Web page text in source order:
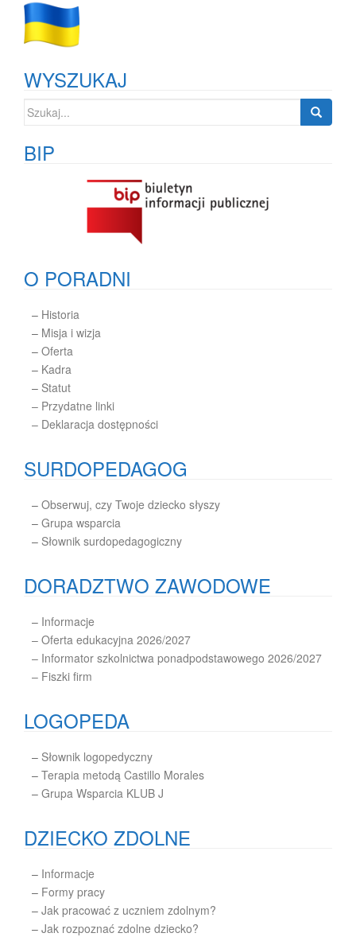
WYSZUKAJ
Szukaj:
BIP
O PORADNI
– Historia
– Misja i wizja
– Oferta
– Kadra
– Statut
– Przydatne linki
– Deklaracja dostępności
SURDOPEDAGOG
– Obserwuj, czy Twoje dziecko słyszy
– Grupa wsparcia
– Słownik surdopedagogiczny
DORADZTWO ZAWODOWE
– Informacje
– Oferta edukacyjna 2026/2027
– Informator szkolnictwa ponadpodstawowego 2026/2027
– Fiszki firm
LOGOPEDA
– Słownik logopedyczny
– Terapia metodą Castillo Morales
– Grupa Wsparcia KLUB J
DZIECKO ZDOLNE
– Informacje
– Formy pracy
– Jak pracować z uczniem zdolnym?
– Jak rozpoznać zdolne dziecko?